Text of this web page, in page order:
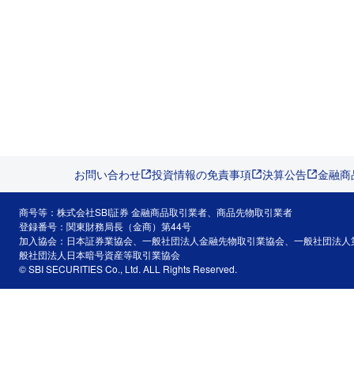
お問い合わせ 投資情報の免責事項 決算公告 金融
商号等：株式会社SBI証券 金融商品取引業者、商品先物取引業者
登録番号：関東財務局長（金商）第44号
加入協会：日本証券業協会、一般社団法人金融先物取引業協会、一般社団法
般社団法人日本暗号資産等取引業協会
© SBI SECURITIES Co., Ltd. ALL Rights Reserved.